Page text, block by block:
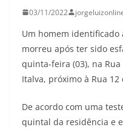
03/11/2022
Um homem identificado
morreu após ter sido
quinta-feira (03), na
Italva, próximo à Rua 12
De acordo com uma
quintal da residência e